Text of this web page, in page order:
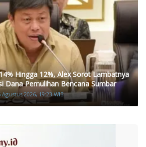
Hingga 12%, Alex Sorot Lambatnya
Dana Pemulihan Bencana Sumbar
2026, 19:23 WIB